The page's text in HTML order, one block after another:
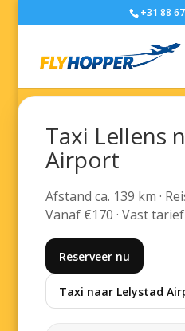
+31 88
Taxi Lellens
Airport
Afstand ca. 139 km ·
Vanaf €170 · Vast
Reserveer nu
Taxi naar Lelystad